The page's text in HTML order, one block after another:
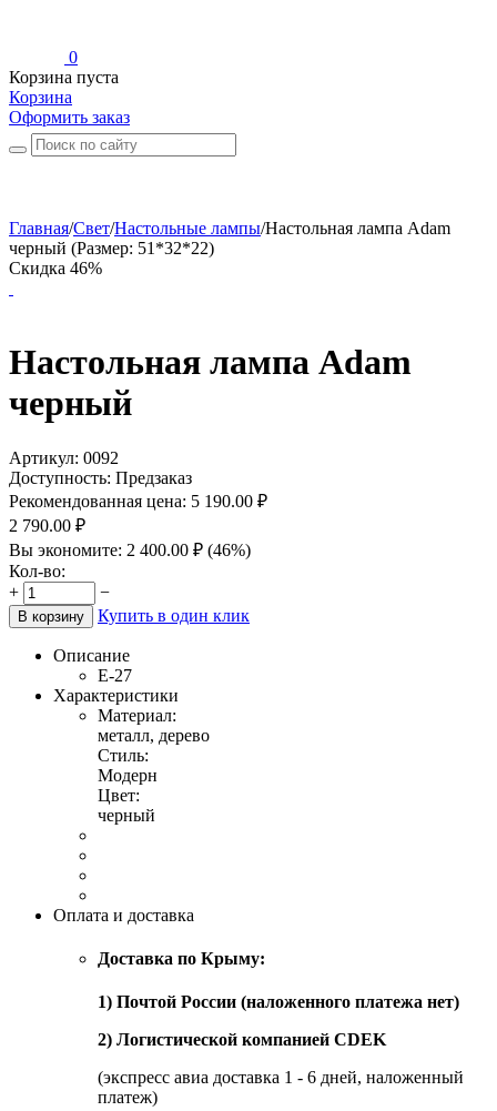
0
Корзина пуста
Корзина
Оформить заказ
Главная/Свет/Настольные лампы/Настольная лампа Adam
черный (Размер: 51*32*22)
Скидка 46%
Настольная лампа Adam
черный
Артикул: 0092
Доступность: Предзаказ
Рекомендованная цена: 5 190.00 ₽
2 790.00 ₽
Вы экономите: 2 400.00 ₽ (46%)
Кол-во:
+
−
В корзину Купить в один клик
Описание
E-27
Характеристики
Материал:
металл, дерево
Стиль:
Модерн
Цвет:
черный
Оплата и доставка
Доставка по Крыму:
1) Почтой России (наложенного платежа нет)
2) Логистической компанией CDEK
(экспресс авиа доставка 1 - 6 дней, наложенный
платеж)